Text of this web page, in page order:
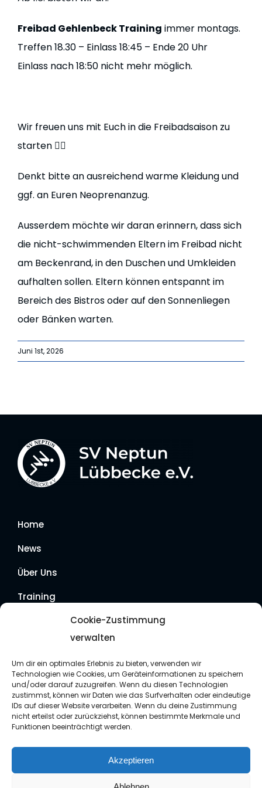
Cookie-Zustimmung
verwalten
Um dir ein optimales Erlebnis zu bieten, verwenden wir
Technologien wie Cookies, um Geräteinformationen zu speichern
und/oder darauf zuzugreifen. Wenn du diesen Technologien
zustimmst, können wir Daten wie das Surfverhalten oder eindeutige
IDs auf dieser Website verarbeiten. Wenn du deine Zustimmung
nicht erteilst oder zurückziehst, können bestimmte Merkmale und
Funktionen beeinträchtigt werden.
Akzeptieren
Freibad Gehlenbeck Training immer montags.
Treffen 18.30 – Einlass 18:45 – Ende 20 Uhr
Einlass nach 18:50 nicht mehr möglich.
Wir freuen uns mit Euch in die Freibadsaison zu
starten 🏊‍♀️
Denkt bitte an ausreichend warme Kleidung und
ggf. an Euren Neoprenanzug.
Ausserdem möchte wir daran erinnern, dass sich
die nicht-schwimmenden Eltern im Freibad nicht
am Beckenrand, in den Duschen und Umkleiden
aufhalten sollen. Eltern können entspannt im
Bereich des Bistros oder auf den Sonnenliegen
oder Bänken warten.
Juni 1st, 2026
Home
News
Über Uns
Training
Wettkämpfe
FAQ
Kontakt